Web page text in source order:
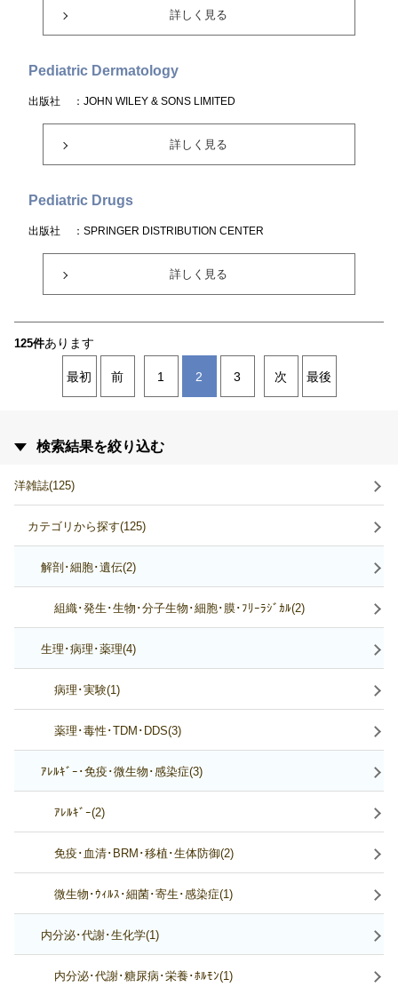
詳しく見る
Pediatric Dermatology
出版社 ：JOHN WILEY & SONS LIMITED
詳しく見る
Pediatric Drugs
出版社 ：SPRINGER DISTRIBUTION CENTER
詳しく見る
125件あります
最初 前 1 2 3 次 最後
検索結果を絞り込む
洋雑誌(125)
カテゴリから探す(125)
解剖･細胞･遺伝(2)
組織･発生･生物･分子生物･細胞･膜･ﾌﾘｰﾗｼﾞｶﾙ(2)
生理･病理･薬理(4)
病理･実験(1)
薬理･毒性･TDM･DDS(3)
ｱﾚﾙｷﾞｰ･免疫･微生物･感染症(3)
ｱﾚﾙｷﾞｰ(2)
免疫･血清･BRM･移植･生体防御(2)
微生物･ｳｨﾙｽ･細菌･寄生･感染症(1)
内分泌･代謝･生化学(1)
内分泌･代謝･糖尿病･栄養･ﾎﾙﾓﾝ(1)